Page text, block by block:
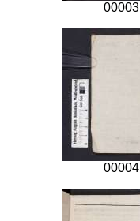
00003
00004